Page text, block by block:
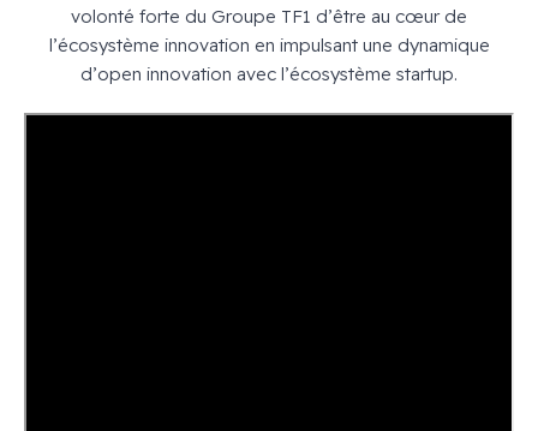
volonté forte du Groupe TF1 d’être au cœur de
l’écosystème innovation en impulsant une dynamique
d’open innovation avec l’écosystème startup.